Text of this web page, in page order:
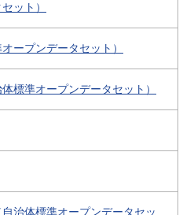
ット）
ープンデータセット）
標準オープンデータセット）
治体標準オープンデータセッ